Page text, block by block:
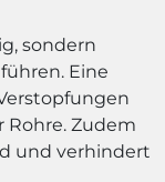
sondern
Eine
Rohre. Zudem
und verhindert